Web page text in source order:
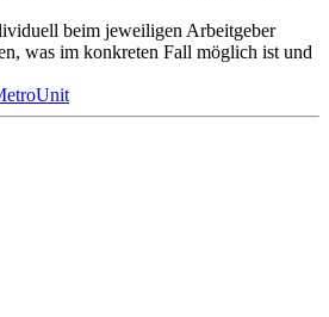
beim jeweiligen Arbeitgeber
was im konkreten Fall möglich ist und
Unit